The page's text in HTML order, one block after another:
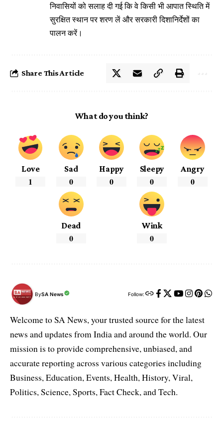
निवासियों को सलाह दी गई कि वे किसी भी आपात स्थिति में
सुरक्षित स्थान पर शरण लें और सरकारी दिशानिर्देशों का
पालन करें।
Share This Article
What do you think?
Love
1
Sad
0
Happy
0
Sleepy
0
Angry
0
Dead
0
Wink
0
BySA News Follow:
Welcome to SA News, your trusted source for the latest
news and updates from India and around the world. Our
mission is to provide comprehensive, unbiased, and
accurate reporting across various categories including
Business, Education, Events, Health, History, Viral,
Politics, Science, Sports, Fact Check, and Tech.